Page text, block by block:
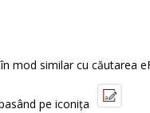
mod similar cu căutarea
pe iconița